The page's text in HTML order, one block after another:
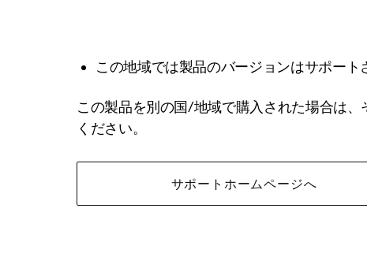
この地域では製品のバージョンはサポート
この製品を別の国/地域で購入された場合は
ください。
サポートホームページへ